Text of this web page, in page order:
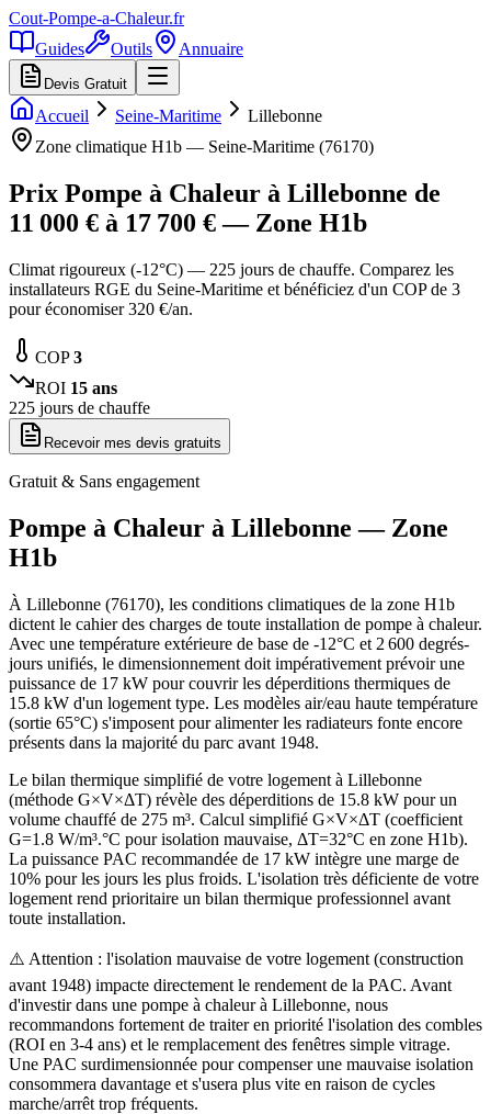
Cout-Pompe-a-Chaleur.fr
Guides
Outils Annuaire
Devis Gratuit
Accueil Seine-Maritime
Lillebonne
Zone climatique H1b — Seine-Maritime (76170)
Prix Pompe à Chaleur à Lillebonne de
11 000 € à 17 700 € — Zone H1b
Climat rigoureux (-12°C) — 225 jours de chauffe. Comparez les
installateurs RGE du Seine-Maritime et bénéficiez d'un COP de 3
pour économiser 320 €/an.
COP3
ROI 15 ans
225 jours de chauffe
Recevoir mes devis gratuits
Gratuit & Sans engagement
Pompe à Chaleur à Lillebonne — Zone
H1b
À Lillebonne (76170), les conditions climatiques de la zone H1b
dictent le cahier des charges de toute installation de pompe à chaleur.
Avec une température extérieure de base de -12°C et 2 600 degrés-
jours unifiés, le dimensionnement doit impérativement prévoir une
puissance de 17 kW pour couvrir les déperditions thermiques de
15.8 kW d'un logement type. Les modèles air/eau haute température
(sortie 65°C) s'imposent pour alimenter les radiateurs fonte encore
présents dans la majorité du parc avant 1948.
Le bilan thermique simplifié de votre logement à Lillebonne
(méthode G×V×ΔT) révèle des déperditions de 15.8 kW pour un
volume chauffé de 275 m³. Calcul simplifié G×V×ΔT (coefficient
G=1.8 W/m³.°C pour isolation mauvaise, ΔT=32°C en zone H1b).
La puissance PAC recommandée de 17 kW intègre une marge de
10% pour les jours les plus froids. L'isolation très déficiente de votre
logement rend prioritaire un bilan thermique professionnel avant
toute installation.
⚠️ Attention : l'isolation mauvaise de votre logement (construction
avant 1948) impacte directement le rendement de la PAC. Avant
d'investir dans une pompe à chaleur à Lillebonne, nous
recommandons fortement de traiter en priorité l'isolation des combles
(ROI en 3-4 ans) et le remplacement des fenêtres simple vitrage.
Une PAC surdimensionnée pour compenser une mauvaise isolation
consommera davantage et s'usera plus vite en raison de cycles
marche/arrêt trop fréquents.